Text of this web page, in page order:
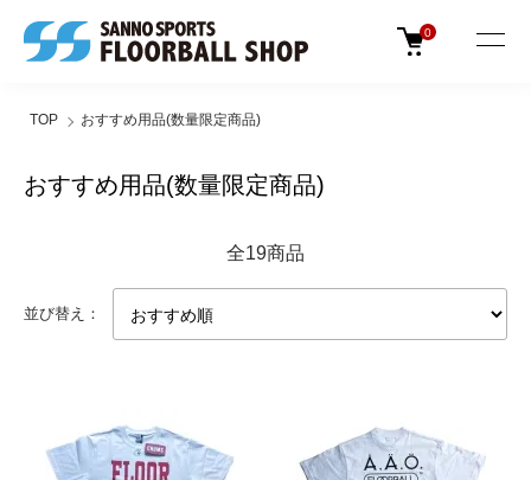
0
TOP おすすめ用品(数量限定商品)
おすすめ用品(数量限定商品)
全19商品
並び替え：